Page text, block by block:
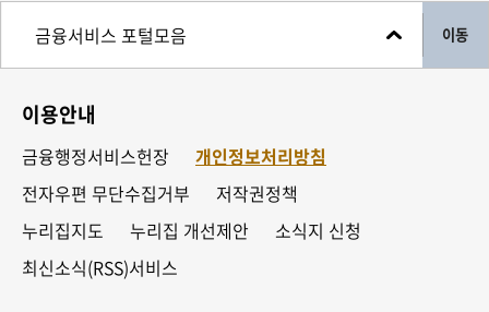
이동
이용안내
금융행정서비스헌장
개인정보처리방침
전자우편 무단수집거부
저작권정책
누리집지도
누리집 개선제안
소식지 신청
최신소식(RSS)서비스